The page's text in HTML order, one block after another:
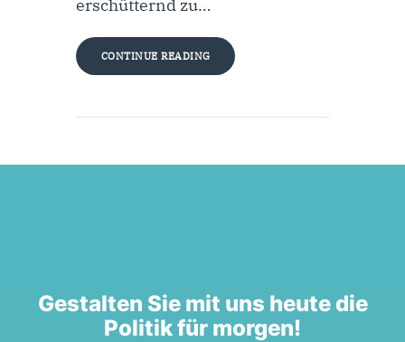
erschütternd zu…
CONTINUE READING
Gestalten Sie mit uns heute die
Politik für morgen!